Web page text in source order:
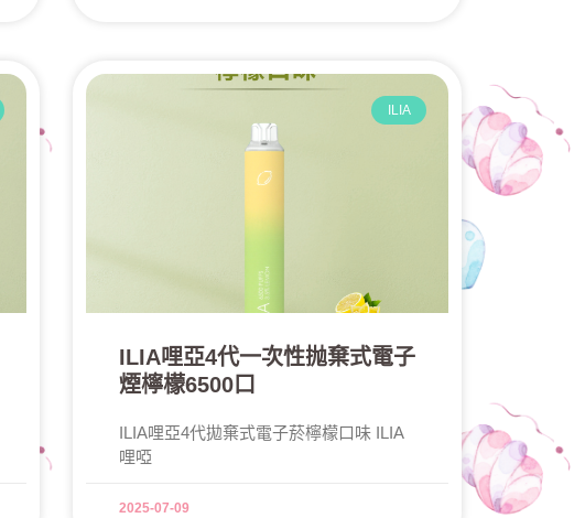
ILIA
ILIA哩亞4代一次性抛棄式電子
煙檸檬6500口
ILIA哩亞4代拋棄式電子菸檸檬口味 ILIA
哩啞
2025-07-09